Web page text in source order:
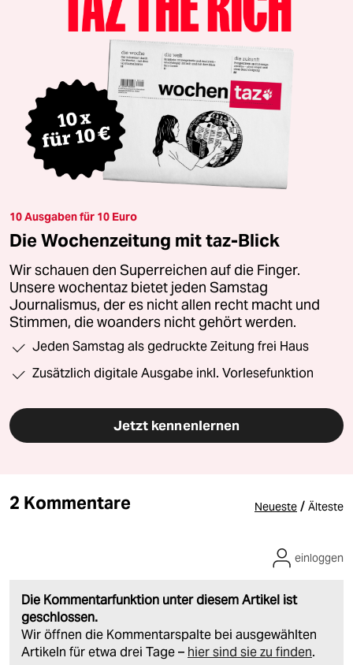
10 Ausgaben für 10 Euro
Die Wochenzeitung mit taz-Blick
Wir schauen den Superreichen auf die Finger.
Unsere wochentaz bietet jeden Samstag
Journalismus, der es nicht allen recht macht und
Stimmen, die woanders nicht gehört werden.
Jeden Samstag als gedruckte Zeitung frei Haus
Zusätzlich digitale Ausgabe inkl. Vorlesefunktion
Jetzt kennenlernen
2 Kommentare Neueste / Älteste
Die Kommentarfunktion unter diesem Artikel ist
geschlossen.
Wir öffnen die Kommentarspalte bei ausgewählten
Artikeln für etwa drei Tage – hier sind sie zu finden.
einloggen